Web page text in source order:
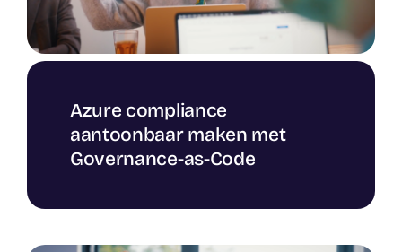
Azure compliance
aantoonbaar maken met
Governance-as-Code